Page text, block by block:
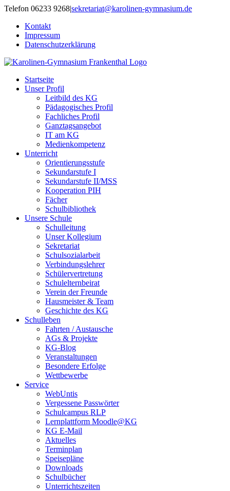
Zum
springen
Telefon 06233 9268|sekretariat@karolinen-gymnasium.de
Kontakt
Impressum
Datenschutzerklärung
Startseite
Unser Profil
Leitbild des KG
Pädagogisches Profil
Fachliches Profil
Ganztagsangebot
IT am KG
Medienkompetenz
Unterricht
Orientierungsstufe
Sekundarstufe I
Sekundarstufe II/MSS
Kooperation PIH
Fächer
Schulbibliothek
Unsere Schule
Schulleitung
Unser Kollegium
Sekretariat
Schulsozialarbeit
Verbindungslehrer
Schülervertretung
Schulelternbeirat
Verein der Freunde
Hausmeister & Team
Geschichte des KG
Schulleben
Fahrten / Austausche
AGs & Projekte
KG-Blog
Veranstaltungen
Besondere Erfolge
Wettbewerbe
Service
WebUntis
Vergessene Passwörter
Schulcampus RLP
Lernplattform Moodle@KG
KG E-Mail
Aktuelles
Terminplan
Speisepläne
Downloads
Schulbücher
Unterrichtszeiten